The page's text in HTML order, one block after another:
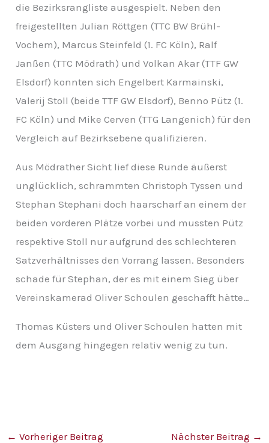
die Bezirksrangliste ausgespielt. Neben den
freigestellten Julian Röttgen (TTC BW Brühl-
Vochem), Marcus Steinfeld (1. FC Köln), Ralf
Janßen (TTC Mödrath) und Volkan Akar (TTF GW
Elsdorf) konnten sich Engelbert Karmainski,
Valerij Stoll (beide TTF GW Elsdorf), Benno Pütz (1.
FC Köln) und Mike Cerven (TTG Langenich) für den
Vergleich auf Bezirksebene qualifizieren.
Aus Mödrather Sicht lief diese Runde äußerst
unglücklich, schrammten Christoph Tyssen und
Stephan Stephani doch haarscharf an einem der
beiden vorderen Plätze vorbei und mussten Pütz
respektive Stoll nur aufgrund des schlechteren
Satzverhältnisses den Vorrang lassen. Besonders
schade für Stephan, der es mit einem Sieg über
Vereinskamerad Oliver Schoulen geschafft hätte…
Thomas Küsters und Oliver Schoulen hatten mit
dem Ausgang hingegen relativ wenig zu tun.
← Vorheriger Beitrag Nächster Beitrag →
i
v